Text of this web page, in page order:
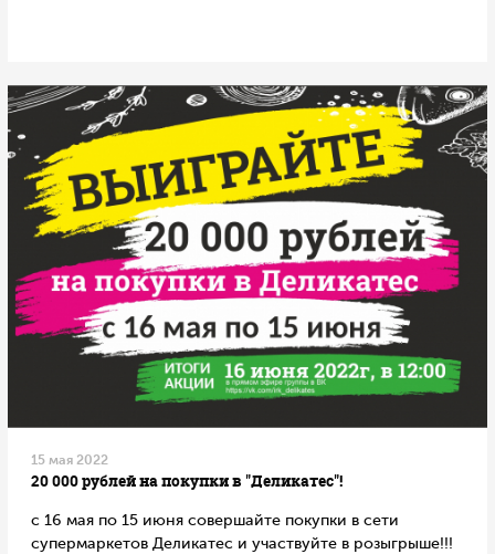
15 мая 2022
20 000 рублей на покупки в "Деликатес"!
с 16 мая по 15 июня совершайте покупки в сети
супермаркетов Деликатес и участвуйте в розыгрыше!!!